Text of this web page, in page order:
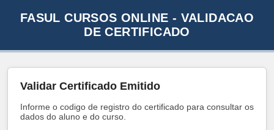
FASUL CURSOS ONLINE - VALIDACAO
DE CERTIFICADO
Validar Certificado Emitido
Informe o codigo de registro do certificado para consultar os
dados do aluno e do curso.